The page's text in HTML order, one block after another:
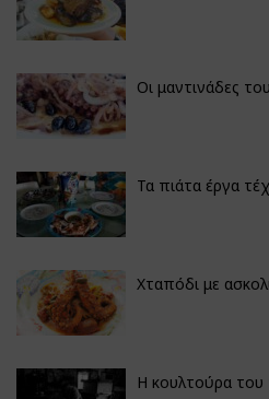
Οι μαντινάδες
Τα πιάτα έργα
Χταπόδι με
Η κουλτούρα του